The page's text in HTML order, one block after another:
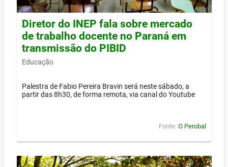
Diretor do INEP fala sobre mercado
de trabalho docente no Paraná em
transmissão do PIBID
Educação
Palestra de Fabio Pereira Bravin será neste sábado, a
partir das 8h30, de forma remota, via canal do Youtube
Fonte: O Perobal